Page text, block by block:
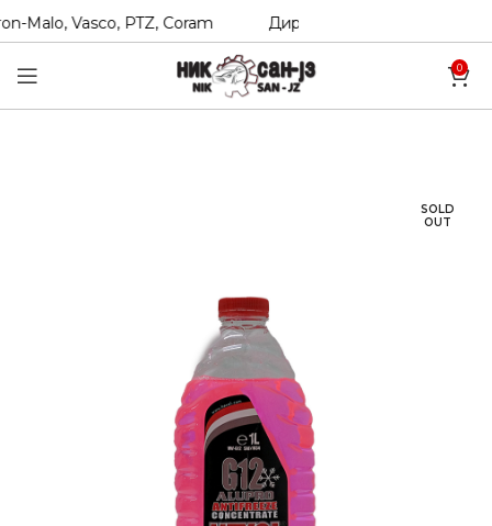
Malo, Vasco, PTZ, Coram Директни увозници на
0
SOLD
OUT